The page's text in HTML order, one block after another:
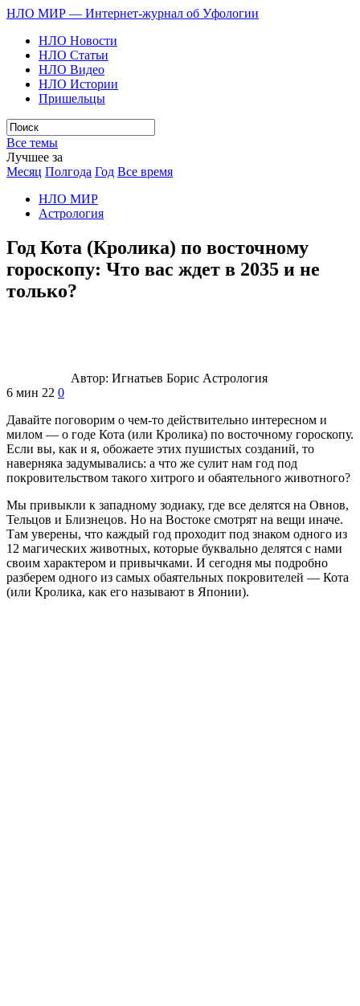
НЛО МИР — Интернет-журнал об Уфологии
НЛО Новости
НЛО Статьи
НЛО Видео
НЛО Истории
Пришельцы
Все темы
Лучшее за
Месяц Полгода Год Все время
НЛО МИР
Астрология
Год Кота (Кролика) по восточному
гороскопу: Что вас ждет в 2035 и не
только?
Автор: Игнатьев Борис Астрология
6 мин 22 0
Давайте поговорим о чем-то действительно интересном и
милом — о годе Кота (или Кролика) по восточному гороскопу.
Если вы, как и я, обожаете этих пушистых созданий, то
наверняка задумывались: а что же сулит нам год под
покровительством такого хитрого и обаятельного животного?
Мы привыкли к западному зодиаку, где все делятся на Овнов,
Тельцов и Близнецов. Но на Востоке смотрят на вещи иначе.
Там уверены, что каждый год проходит под знаком одного из
12 магических животных, которые буквально делятся с нами
своим характером и привычками. И сегодня мы подробно
разберем одного из самых обаятельных покровителей — Кота
(или Кролика, как его называют в Японии).